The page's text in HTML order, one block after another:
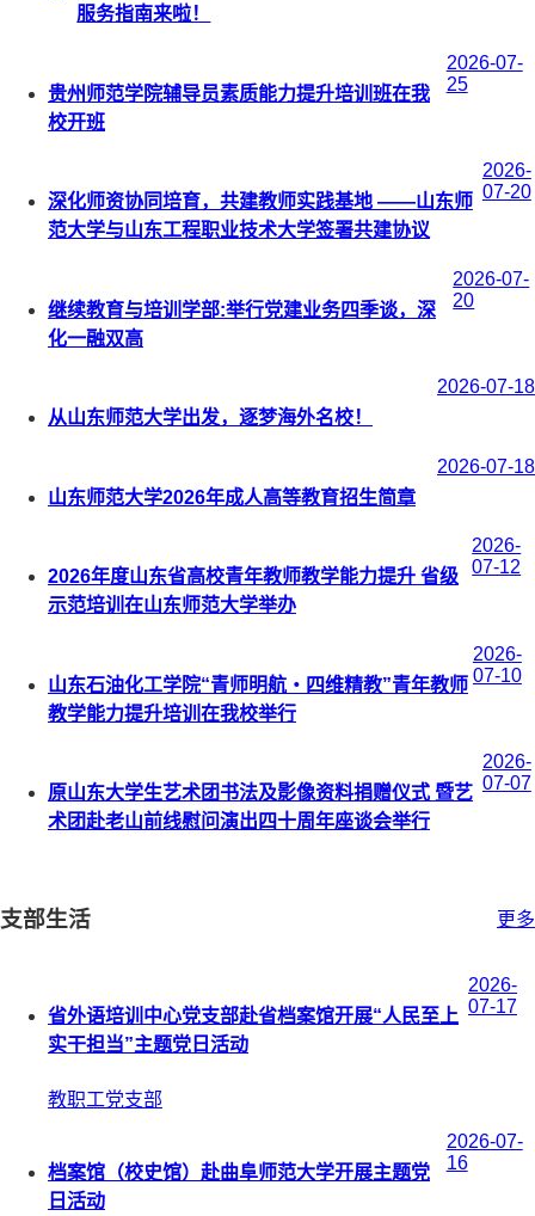
服务指南来啦！
贵州师范学院辅导员素质能力提升培训班在我
校开班
2026-07-
25
深化师资协同培育，共建教师实践基地 ——山东师
范大学与山东工程职业技术大学签署共建协议
2026-
07-20
继续教育与培训学部:举行党建业务四季谈，深
化一融双高
2026-07-
20
从山东师范大学出发，逐梦海外名校！
2026-07-18
山东师范大学2026年成人高等教育招生简章
2026-07-18
2026年度山东省高校青年教师教学能力提升 省级
示范培训在山东师范大学举办
2026-
07-12
山东石油化工学院“青师明航・四维精教”青年教师
教学能力提升培训在我校举行
2026-
07-10
原山东大学生艺术团书法及影像资料捐赠仪式 暨艺
术团赴老山前线慰问演出四十周年座谈会举行
2026-
07-07
支部生活 更多
省外语培训中心党支部赴省档案馆开展“人民至上
实干担当”主题党日活动
教职工党支部
2026-
07-17
档案馆（校史馆）赴曲阜师范大学开展主题党
日活动
2026-07-
16